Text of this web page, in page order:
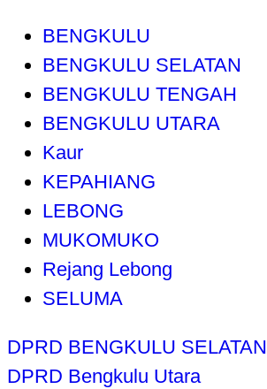
BENGKULU
BENGKULU SELATAN
BENGKULU TENGAH
BENGKULU UTARA
Kaur
KEPAHIANG
LEBONG
MUKOMUKO
Rejang Lebong
SELUMA
DPRD BENGKULU SELATAN
DPRD Bengkulu Utara